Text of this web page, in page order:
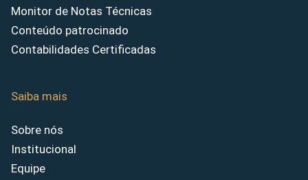
Monitor de Notas Técnicas
Conteúdo patrocinado
Contabilidades Certificadas
Saiba mais
Sobre nós
Institucional
Equipe